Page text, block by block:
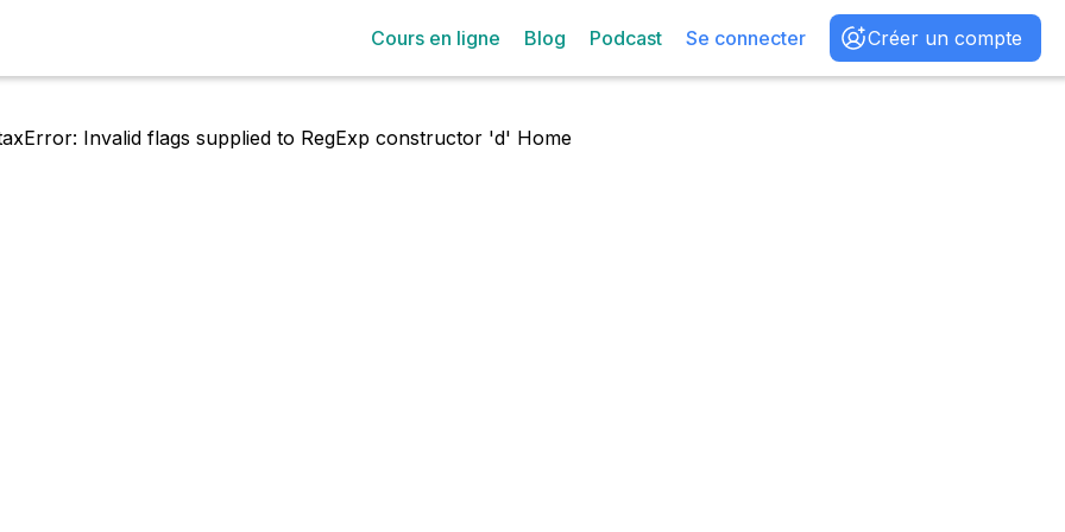
Cours en ligne Blog Podcast Se connecter Créer un compte
Invalid flags supplied to RegExp constructor 'd' Home